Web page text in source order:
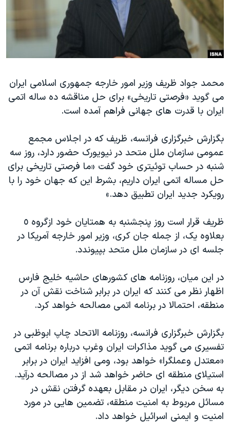
فرهنگ و زندگی
حقوق شهروندی
اقتصادی
اسرائیل در جنگ
گالری عکس
مستندها
انتخابات ریاست جمهوری آمریکا ۲۰۲۴
حمله جمهوری اسلامی به اسرائیل
ورزش زنان در ایران
اعتراضات زن، زندگی، آزادی
تریبونال مردمی آبان ۹۸
دادگاه حمید نوری
چهل سال گروگان‌گیری
قانون شفافیت دارائی کادر رهبری ایران
اسرائیل در جنگ
نرگس محمدی برنده جایزه نوبل صلح
صفحه‌های ویژه
سفر پرزیدنت ترامپ به چین
دنبال کنید
زبانهای مختلف
محمد جواد ظریف وزیر امور خارجه جمهوری اسلامی ایران
می گوید «فرصتی تاریخی» برای حل مناقشه ده ساله اتمی
ایران با قدرت های جهانی فراهم آمده است.
بگزارش خبرگزاری فرانسه، ظریف که در اجلاس مجمع
عمومی سازمان ملل متحد در نیویورک حضور دارد، روز سه
شنبه در حساب توئیتری خود گفت «ما فرصتی تاریخی برای
حل مساله اتمی ایران داریم، بشرط این که جهان خود را با
رویکرد جدید ایران تطبیق دهد.»
ظریف قرار است روز پنجشنبه به همتایان خود ازگروه ٥
بعلاوه یک، از جمله جان کری، وزیر امور خارجه آمریکا در
جلسه ای در سازمان ملل متحد بپیوندد.
در این میان، روزنامه های کشورهای حاشیه خلیج فارس
اظهار نظر می کنند که ایران در برابر شناخت نقش آن در
منطقه، احتمالا در برنامه اتمی مصالحه خواهد کرد.
بگزارش خبرگزاری فرانسه، روزنامه الاتحاد چاپ ابوظبی در
تفسیری می گوید مذاکرات ایران وغرب درباره برنامه اتمی
«معتدل وعملگرا» خواهد بود، ومی افزاید ایران در برابر
استیلای منطقه ای حاضر خواهد شد از در مصالحه درآید.
به سخن دیگر، ایران در مقابل بعهده گرفتن نقش در
مسائل مربوط به امنیت منطقه، تضمین هایی در مورد
امنیت و ایمنی اسرائیل خواهد داد.